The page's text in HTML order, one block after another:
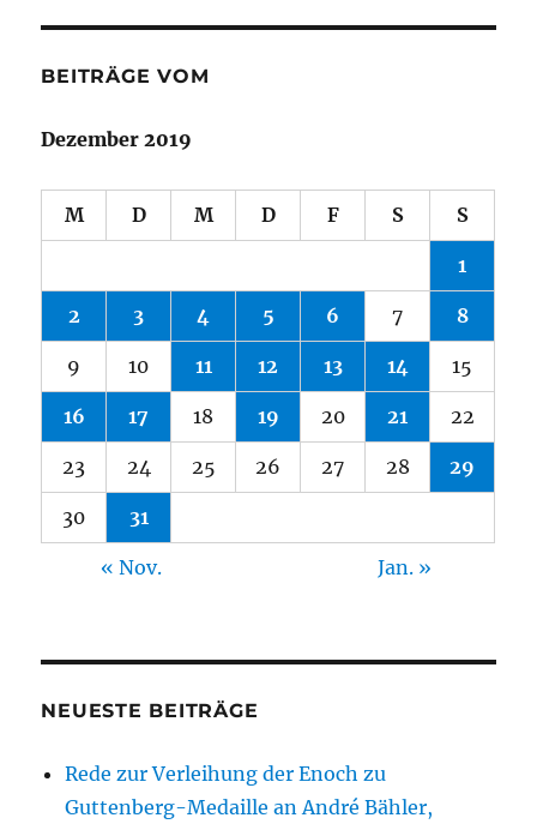
BEITRÄGE VOM
Dezember 2019
M D M D F S S
1
2 3 4 5 6 7 8
9 10 11 12 13 14 15
16 17 18 19 20 21 22
23 24 25 26 27 28 29
30 31
« Nov. Jan. »
NEUESTE BEITRÄGE
Rede zur Verleihung der Enoch zu
Guttenberg-Medaille an André Bähler,